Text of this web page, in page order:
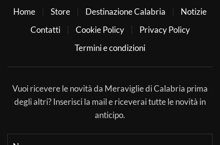
Home Store Destinazione Calabria
Notizie
Contatti
Cookie Policy
Privacy Policy
Termini e condizioni
Vuoi ricevere le novità da Meraviglie di Calabria prima
degli altri? Inserisci la mail e riceverai tutte le novità in
anticipo.